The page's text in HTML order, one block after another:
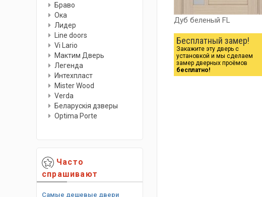
Браво
Ока
Лидер
Line doors
Vi Lario
Мактим Дверь
Легенда
Интехпласт
Мister Wood
Verda
Беларускiя дзверы
Optima Porte
Часто
спрашивают
Самые дешевые двери
Дуб беленый FL
Бесплатный замер!
Закажите эту дверь с
установкой и мы сделаем
замер дверных проёмов
бесплатно!